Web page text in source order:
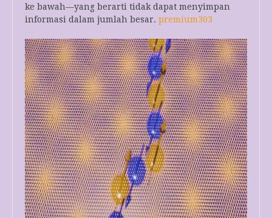
ke bawah—yang berarti tidak dapat menyimpan
informasi dalam jumlah besar. premium303